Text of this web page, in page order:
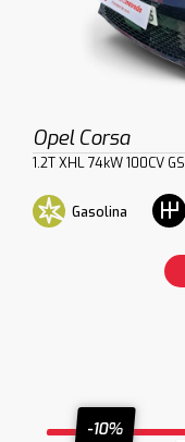
Opel Corsa
1.2T XHL 74kW 100CV GS
Gasolina
-10%